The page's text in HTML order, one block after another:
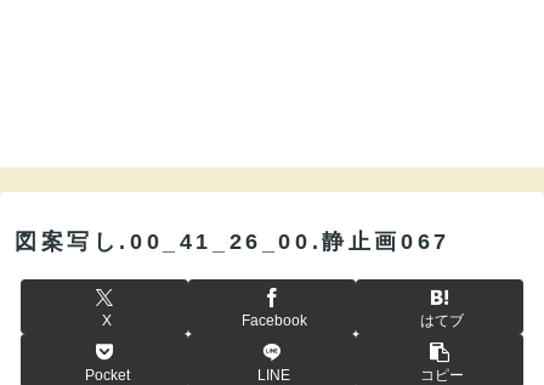
図案写し.00_41_26_00.静止画067
X Facebook はてブ
Pocket LINE コピー